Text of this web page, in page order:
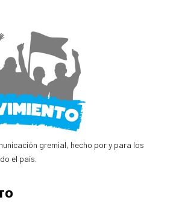
gremial, hecho por y para los
el país.